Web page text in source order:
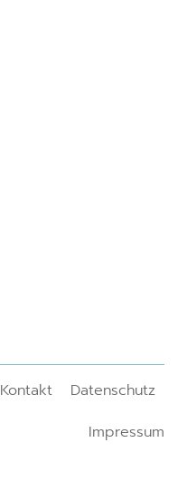
Kontakt
Datenschutz
Impressum